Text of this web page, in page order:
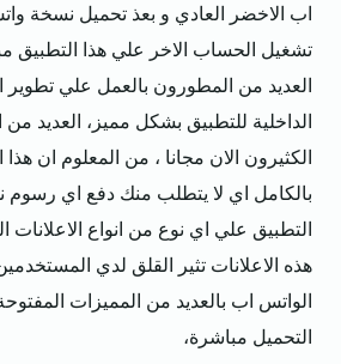
اب الاخضر العادي و بعذ تحميل نسخة
تشغيل الحساب الاخر علي هذا التطبيق
العديد من المطورون بالعمل علي تطوير
الداخلية للتطبيق بشكل مميز، العديد من
الكثيرون الان مجانا ، من المعلوم ان هذا
بالكامل اي لا يتطلب منك دفع اي رسوم
التطبيق علي اي نوع من انواع الاعلانات
هذه الاعلانات تثير القلق لدي
الواتس اب بالعديد من المميزات
التحميل مباشرة،